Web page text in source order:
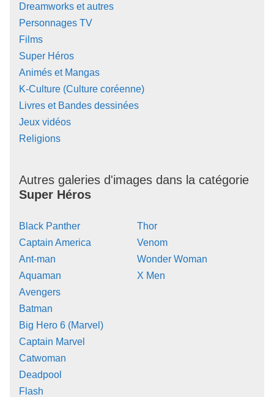
Dreamworks et autres
Personnages TV
Films
Super Héros
Animés et Mangas
K-Culture (Culture coréenne)
Livres et Bandes dessinées
Jeux vidéos
Religions
Autres galeries d'images dans la catégorie
Super Héros
Black Panther
Captain America
Ant-man
Aquaman
Avengers
Batman
Big Hero 6 (Marvel)
Captain Marvel
Catwoman
Deadpool
Flash
Thor
Venom
Wonder Woman
X Men